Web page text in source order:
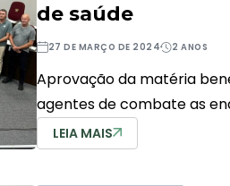
de saúde
27 DE MARÇO DE 2024 2 ANOS
Aprovação da matéria
agentes de combate as
LEIA MAIS